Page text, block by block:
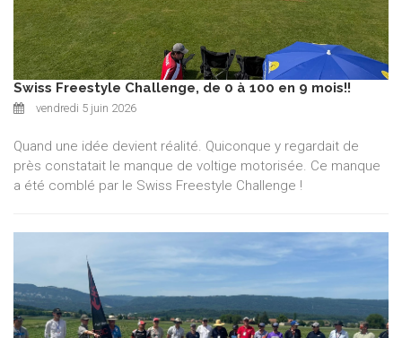
Swiss Freestyle Challenge, de 0 à 100 en 9 mois!!
vendredi 5 juin 2026
Quand une idée devient réalité. Quiconque y regardait de
près constatait le manque de voltige motorisée. Ce manque
a été comblé par le Swiss Freestyle Challenge !